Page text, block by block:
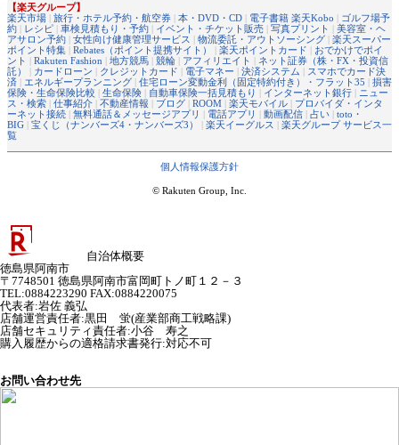
【楽天グループ】
楽天市場 | 旅行・ホテル予約・航空券 | 本・DVD・CD | 電子書籍 楽天Kobo | ゴルフ場予
約 | レシピ | 車検見積もり・予約 | イベント・チケット販売 | 写真プリント | 美容室・ヘ
アサロン予約 | 女性向け健康管理サービス | 物流委託・アウトソーシング | 楽天スーパー
ポイント特集 | Rebates（ポイント提携サイト） | 楽天ポイントカード | おでかけでポイ
ント | Rakuten Fashion | 地方競馬 | 競輪 | アフィリエイト | ネット証券（株・FX・投資信
託）
| カードローン | クレジットカード | 電子マネー | 決済システム | スマホでカード決
済 | エネルギープランニング | 住宅ローン変動金利（固定特約付き）・フラット35 | 損害
保険・生命保険比較 | 生命保険 | 自動車保険一括見積もり | インターネット銀行 | ニュー
ス・検索 | 仕事紹介 | 不動産情報 | ブログ | ROOM | 楽天モバイル | プロバイダ・インタ
ーネット接続 | 無料通話＆メッセージアプリ | 電話アプリ | 動画配信 | 占い | toto・
BIG | 宝くじ（ナンバーズ4・ナンバーズ3） | 楽天イーグルス | 楽天グループ サービス一
覧
個人情報保護方針
© Rakuten Group, Inc.
自治体概要
徳島県阿南市
〒7748501 徳島県阿南市富岡町トノ町１２－３
TEL:0884223290 FAX:0884220075
代表者:岩佐 義弘
店舗運営責任者:黒田 蛍(産業部商工戦略課)
店舗セキュリティ責任者:小谷 寿之
購入履歴からの適格請求書発行:対応不可
お問い合わせ先